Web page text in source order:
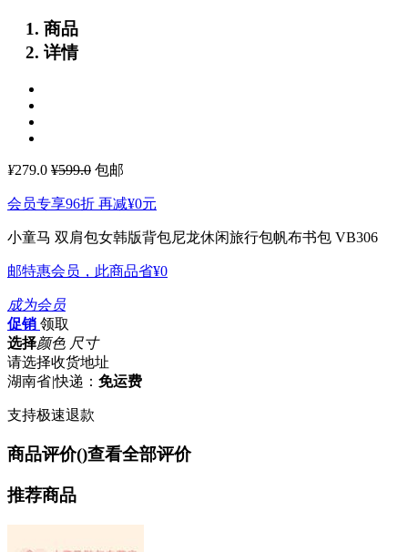
商品
详情
¥279.0 ¥599.0 包邮
会员专享96折 再减¥0元
小童马 双肩包女韩版背包尼龙休闲旅行包帆布书包 VB306
邮特惠会员，此商品省¥0
成为会员
促销 领取
选择颜色 尺寸
请选择收货地址
湖南省|快递： 免运费
支持极速退款
商品评价()查看全部评价
推荐商品